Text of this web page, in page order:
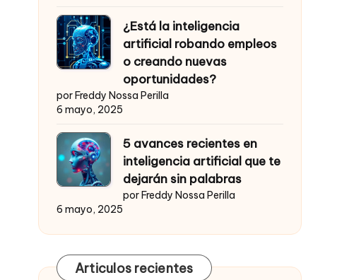
¿Está la inteligencia
artificial robando empleos
o creando nuevas
oportunidades?
por Freddy Nossa Perilla
6 mayo, 2025
5 avances recientes en
inteligencia artificial que te
dejarán sin palabras
por Freddy Nossa Perilla
6 mayo, 2025
Articulos recientes